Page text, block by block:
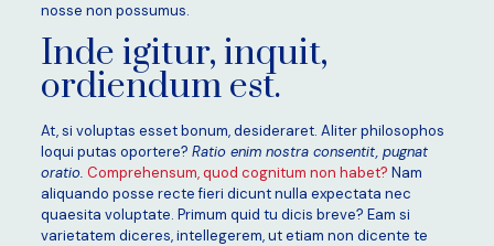
nosse non possumus.
Inde igitur, inquit,
ordiendum est.
At, si voluptas esset bonum, desideraret. Aliter philosophos
loqui putas oportere? Ratio enim nostra consentit, pugnat
oratio. Comprehensum, quod cognitum non habet? Nam
aliquando posse recte fieri dicunt nulla expectata nec
quaesita voluptate. Primum quid tu dicis breve? Eam si
varietatem diceres, intellegerem, ut etiam non dicente te